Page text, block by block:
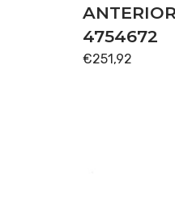
4754672
€251,92